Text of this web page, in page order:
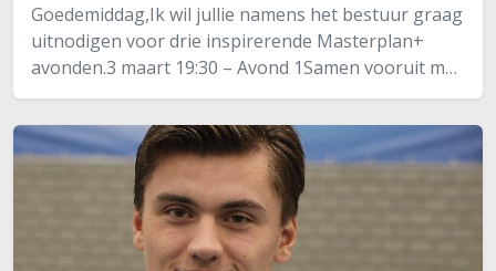
Goedemiddag,Ik wil jullie namens het bestuur graag
uitnodigen voor drie inspirerende Masterplan+
avonden.3 maart 19:30 – Avond 1Samen vooruit met
commissies & vrijwilligersTijdens deze startavond
brengen we alle huidige commissies en…